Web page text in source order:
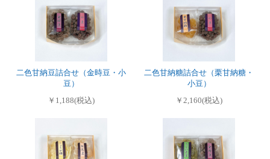
二色甘納豆詰合せ（金時豆・小
豆）
￥1,188(税込)
二色甘納糖詰合せ（栗甘納糖・
小豆）
￥2,160(税込)